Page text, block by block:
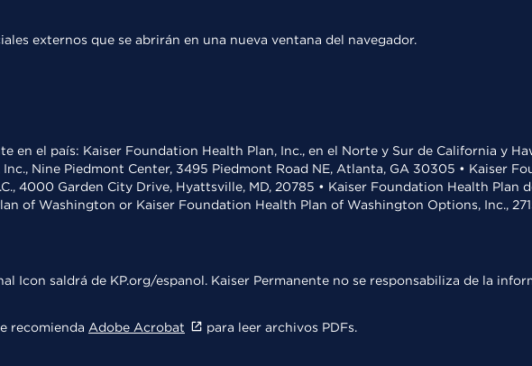
externos que se abrirán en una nueva ventana del navegador.
en el país: Kaiser Foundation Health Plan, Inc., en el Norte y Sur de California y
Nine Piedmont Center, 3495 Piedmont Road NE, Atlanta, GA 30305 • Kaiser
4000 Garden City Drive, Hyattsville, MD, 20785 • Kaiser Foundation Health Plan
of Washington or Kaiser Foundation Health Plan of Washington Options, Inc.,
saldrá de KP.org/espanol. Kaiser Permanente no se responsabiliza de la
recomienda Adobe Acrobat para leer archivos PDFs.